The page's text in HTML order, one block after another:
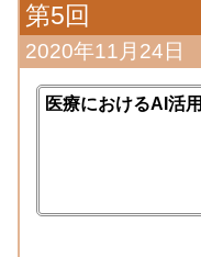
第5回
2020年11月24日
医療におけるAI活用